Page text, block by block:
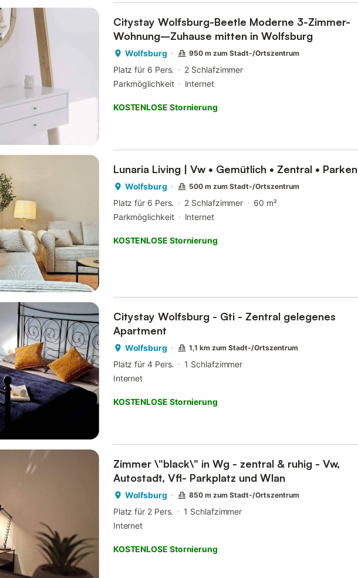
Citystay Wolfsburg-Beetle Moderne 3-Zimmer-
Wohnung–Zuhause mitten in Wolfsburg
Wolfsburg 950 m zum Stadt-/Ortszentrum
Platz für 6 Pers.
2 Schlafzimmer
Parkmöglichkeit
Internet
KOSTENLOSE Stornierung
Lunaria Living | Vw • Gemütlich • Zentral • Parken
Wolfsburg 500 m zum Stadt-/Ortszentrum
Platz für 6 Pers. 2 Schlafzimmer
60 m²
Parkmöglichkeit
Internet
KOSTENLOSE Stornierung
Citystay Wolfsburg - Gti - Zentral gelegenes
Apartment
Wolfsburg 1,1 km zum Stadt-/Ortszentrum
Platz für 4 Pers.
1 Schlafzimmer
Internet
KOSTENLOSE Stornierung
Zimmer \"black\" in Wg - zentral & ruhig - Vw,
Autostadt, Vfl- Parkplatz und Wlan
Wolfsburg 850 m zum Stadt-/Ortszentrum
Platz für 2 Pers.
1 Schlafzimmer
Internet
KOSTENLOSE Stornierung